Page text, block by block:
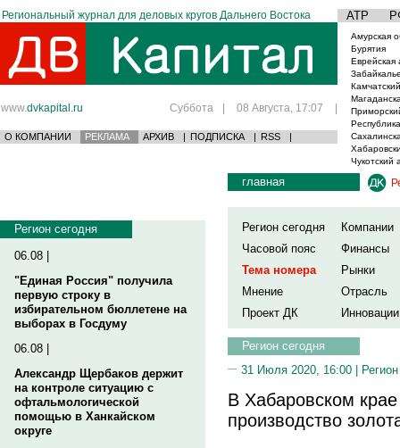
Региональный журнал для деловых кругов Дальнего Востока АТР
www.dvkapital.ru Суббота | 08 Августа, 17:07 |
О КОМПАНИИ РЕКЛАМА АРХИВ | ПОДПИСКА | RSS |
Амурская
Бурятия
Еврейская
Чукотский
Регион сегодня
06.08 |
"Единая Россия" получила
первую строку в
избирательном бюллетене на
выборах в Госдуму
06.08 |
Александр Щербаков держит
на контроле ситуацию с
офтальмологической
помощью в Ханкайском
округе
главная
Регион сегодня
Компании
Часовой пояс
Финансы
Тема номера
Рынки
Мнение
Отрасль
Проект ДК
Инновации
Регион сегодня
31 Июля 2020, 16:00 |
В Хабаровском
производство